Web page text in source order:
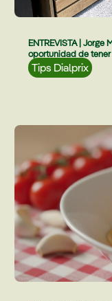
ENTREVISTA |
oportunidad de
Tips Dialprix